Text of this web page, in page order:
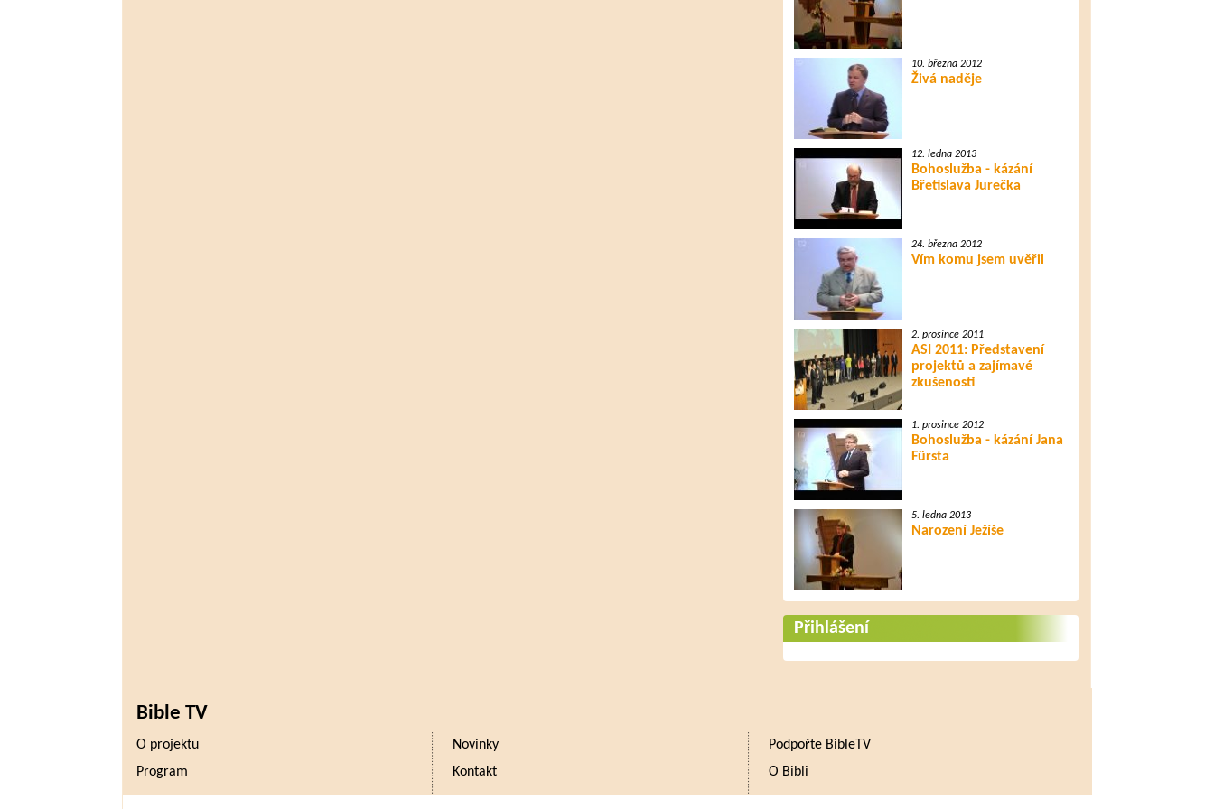
10. března 2012
Živá naděje
12. ledna 2013
Bohoslužba - kázání
Břetislava Jurečka
24. března 2012
Vím komu jsem uvěřil
2. prosince 2011
ASI 2011: Představení
projektů a zajímavé
zkušenosti
1. prosince 2012
Bohoslužba - kázání Jana
Fürsta
5. ledna 2013
Narození Ježíše
Přihlášení
Bible TV
O projektu Novinky
Podpořte BibleTV
Program
Kontakt O Bibli